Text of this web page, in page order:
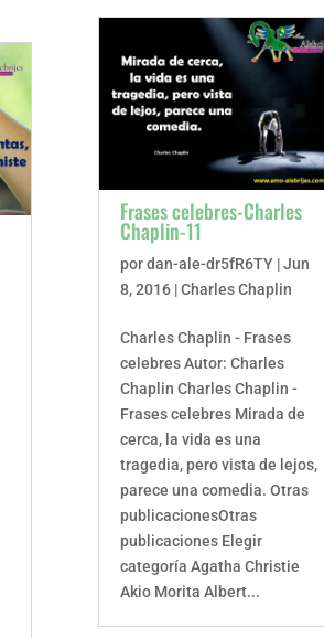
Frases celebres-Charles
Chaplin-11
pordan-ale-dr5fR6TY |Jun
8, 2016 |Charles Chaplin
Charles Chaplin - Frases
celebres Autor: Charles
Chaplin Charles Chaplin -
Frases celebres Mirada de
cerca, la vida es una
tragedia, pero vista de lejos,
parece una comedia. Otras
publicacionesOtras
publicaciones Elegir
categoría Agatha Christie
Akio Morita Albert...